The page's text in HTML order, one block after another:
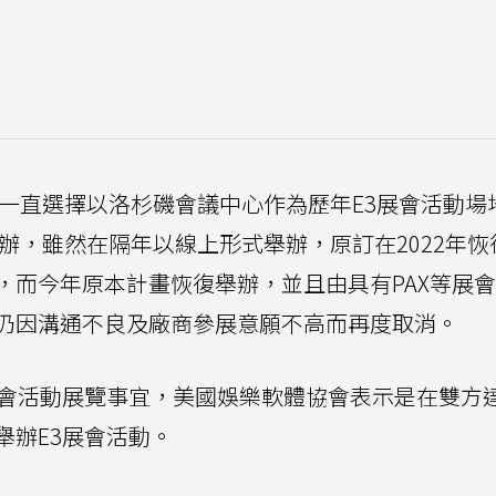
直選擇以洛杉磯會議中心作為歷年E3展會活動場
，雖然在隔年以線上形式舉辦，原訂在2022年
今年原本計畫恢復舉辦，並且由具有PAX等展
溝通不良及廠商參展意願不高而再度取消。
活動展覽事宜，美國娛樂軟體協會表示是在雙方
E3展會活動。